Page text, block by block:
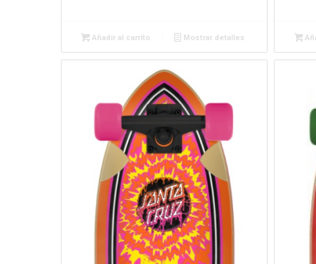
Añadir al carrito Mostrar detalles